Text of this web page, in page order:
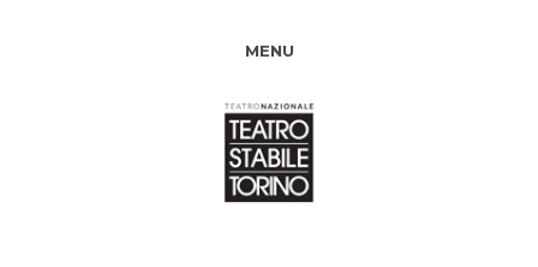
MENU